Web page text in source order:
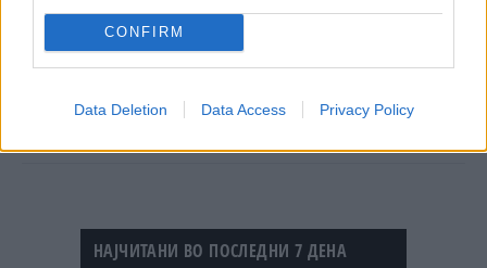
CONFIRM
Data Deletion Data Access Privacy Policy
СОДРЖИНИТЕ НА СВОИТЕ
КЛИЕНТИ
Првата веб - страница што го
„роди“ интернетот се уште
живеe
НАЈЧИТАНИ ВО ПОСЛЕДНИ 7 ДЕНА